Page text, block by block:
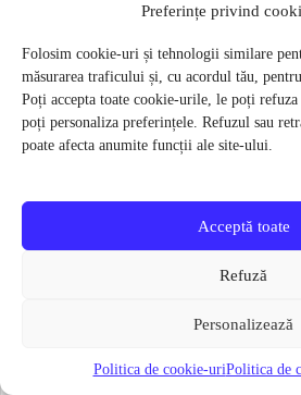
Preferințe privind
Folosim cookie-uri și tehnologii similare
măsurarea traficului și, cu acordul tău,
Poți accepta toate cookie-urile, le poți
poți personaliza preferințele. Refuzul sau
poate afecta anumite funcții ale site-ului.
Acceptă toate
Refuză
Personalizează
Politica de cookie-uriPolitica de